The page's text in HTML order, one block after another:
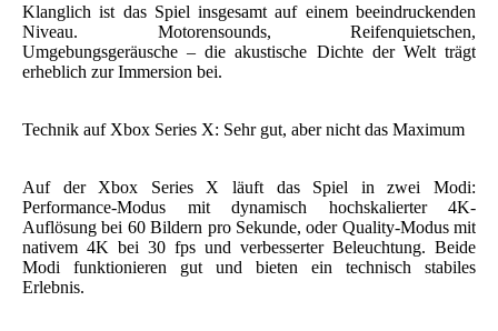
Klanglich ist das Spiel insgesamt auf einem beeindruckenden
Niveau. Motorensounds, Reifenquietschen,
Umgebungsgeräusche – die akustische Dichte der Welt trägt
erheblich zur Immersion bei.
Technik auf Xbox Series X: Sehr gut, aber nicht das Maximum
Auf der Xbox Series X läuft das Spiel in zwei Modi:
Performance-Modus mit dynamisch hochskalierter 4K-
Auflösung bei 60 Bildern pro Sekunde, oder Quality-Modus mit
nativem 4K bei 30 fps und verbesserter Beleuchtung. Beide
Modi funktionieren gut und bieten ein technisch stabiles
Erlebnis.